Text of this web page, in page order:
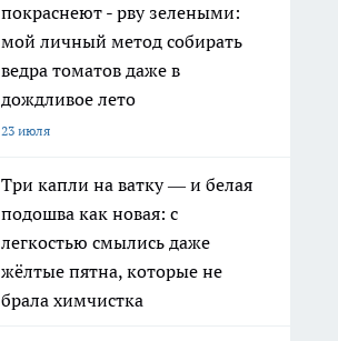
покраснеют - рву зелеными:
мой личный метод собирать
ведра томатов даже в
дождливое лето
23 июля
Три капли на ватку — и белая
подошва как новая: с
легкостью смылись даже
жёлтые пятна, которые не
брала химчистка